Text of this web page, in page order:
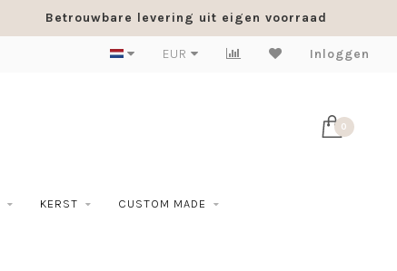
Betrouwbare levering uit eigen voorraad
EUR Inloggen
0
KERST CUSTOM MADE